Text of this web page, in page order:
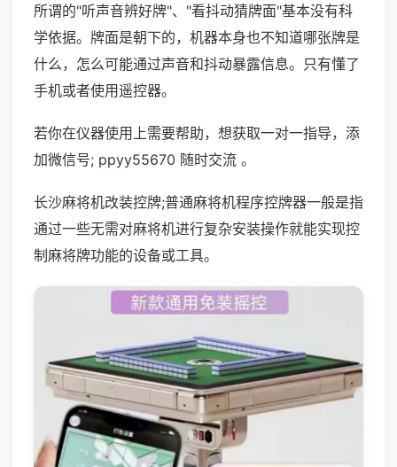
所谓的"听声音辨好牌"、"看抖动猜牌面"基本没有科
学依据。牌面是朝下的，机器本身也不知道哪张牌是
什么，怎么可能通过声音和抖动暴露信息。只有懂了
手机或者使用遥控器。
若你在仪器使用上需要帮助，想获取一对一指导，添
加微信号; ppyy55670 随时交流 。
长沙麻将机改装控牌;普通麻将机程序控牌器一般是指
通过一些无需对麻将机进行复杂安装操作就能实现控
制麻将牌功能的设备或工具。